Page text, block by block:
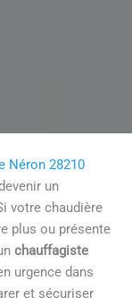
Néron 28210
un
votre chaudière
plus ou présente
chauffagiste
urgence dans
et sécuriser